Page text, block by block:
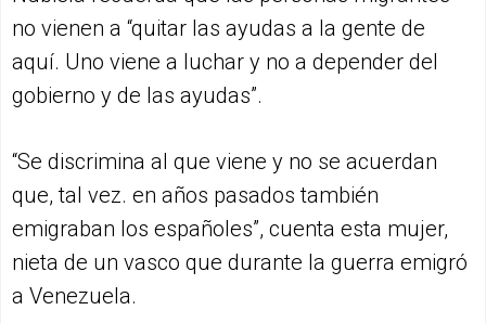
no vienen a “quitar las ayudas a la gente de
aquí. Uno viene a luchar y no a depender del
gobierno y de las ayudas”.
“Se discrimina al que viene y no se acuerdan
que, tal vez. en años pasados también
emigraban los españoles”, cuenta esta mujer,
nieta de un vasco que durante la guerra emigró
a Venezuela.